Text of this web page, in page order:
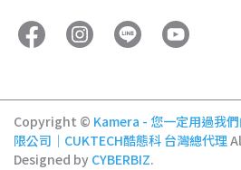
Copyright © Kamera - 您一定用過我
限公司｜CUKTECH酷態科 台灣總代理
Designed by CYBERBIZ.